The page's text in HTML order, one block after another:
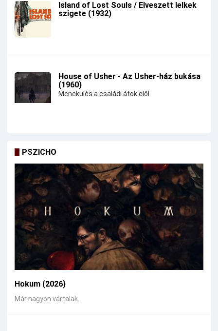
Island of Lost Souls / Elveszett lelkek
szigete (1932)
House of Usher - Az Usher-ház bukása
(1960)
Menekülés a családi átok elől.
PSZICHO
Hokum (2026)
Már nagyon vártalak.